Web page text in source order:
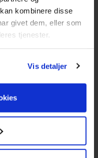
kombinere disse
givet dem, eller som
tjenester.
Vis detaljer